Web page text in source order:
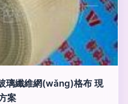
璃纖維網(wǎng)格布 現
案